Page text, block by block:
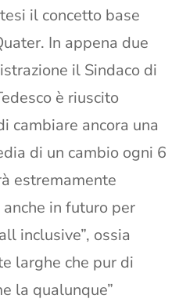
il concetto base
In appena due
il Sindaco di
è riuscito
cambiare ancora una
di un cambio ogni 6
estremamente
in futuro per
inclusive”, ossia
larghe che pur di
la qualunque”